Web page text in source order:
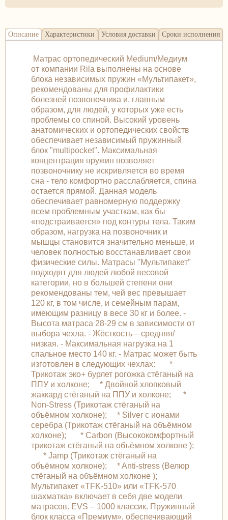
Описание Характеристики Условия доставки Сроки исполнения
Матрас ортопедический Medium/Медиум
от компании Rila выполнены на основе
блока независимых пружин «Мультипакет»,
рекомендованы для профилактики
болезней позвоночника и, главным
образом, для людей, у которых уже есть
проблемы со спиной. Высокий уровень
анатомических и ортопедических свойств
обеспечивает независимый пружинный
блок "multipocket". Максимальная
концентрация пружин позволяет
позвоночнику не искривляется во время
сна - тело комфортно расслабляется, спина
остается прямой. Данная модель
обеспечивает равномерную поддержку
всем проблемным участкам, как бы
«подстраивается» под контуры тела. Таким
образом, нагрузка на позвоночник и
мышцы становится значительно меньше, и
человек полностью восстанавливает свои
физические силы. Матрасы "Мультипакет"
подходят для людей любой весовой
категории, но в большей степени они
рекомендованы тем, чей вес превышает
120 кг, в том числе, и семейным парам,
имеющим разницу в весе 30 кг и более. -
Высота матраса 28-29 см в зависимости от
выбора чехла. - Жёсткость – средняя/
низкая. - Максимальная нагрузка на 1
спальное место 140 кг. - Матрас может быть
изготовлен в следующих чехлах: *
Трикотаж эко+ бурлет рогожка стёганый на
ППУ и холконе; * Двойной хлопковый
жаккард стёганый на ППУ и холконе; *
Non-Stress (Трикотаж стёганый на
объёмном холконе); * Silver с ионами
серебра (Трикотаж стёганый на объёмном
холконе); * Carbon (Высококомфортный
трикотаж стёганый на объёмном холконе );
* Jamp (Трикотаж стёганый на
объёмном холконе); * Anti-stress (Велюр
стёганый на объёмном холконе );
Мультипакет «TFK-510» или «TFK-570
шахматка» включает в себя две модели
матрасов. EVS – 1000 классик. Пружинный
блок класса «Премиум», обеспечивающий